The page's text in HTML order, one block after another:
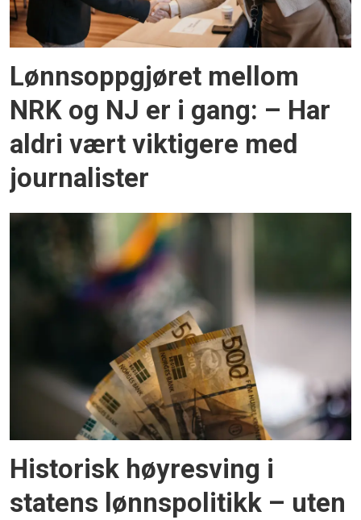
Lønnsoppgjøret mellom
NRK og NJ er i gang: – Har
aldri vært viktigere med
journalister
Historisk høyresving i
statens lønnspolitikk – uten